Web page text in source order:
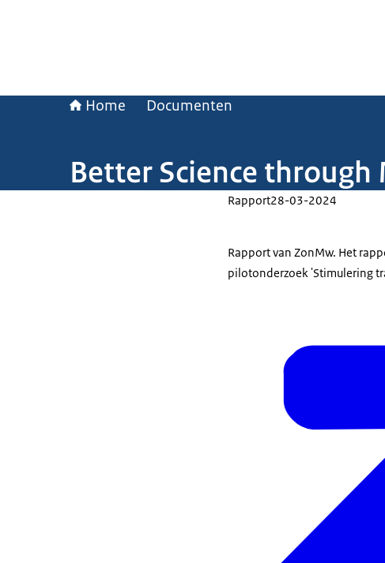
Home Documenten
Better Science through
Rapport28-03-2024
Rapport van ZonMw. Het
pilotonderzoek 'Stimulering